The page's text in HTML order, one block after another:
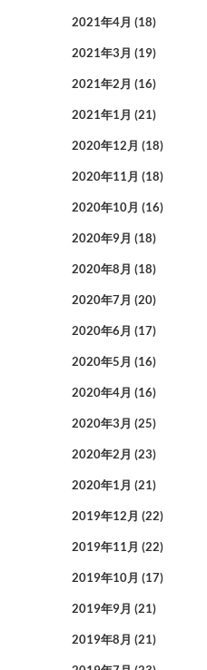
2021年4月 (18)
2021年3月 (19)
2021年2月 (16)
2021年1月 (21)
2020年12月 (18)
2020年11月 (18)
2020年10月 (16)
2020年9月 (18)
2020年8月 (18)
2020年7月 (20)
2020年6月 (17)
2020年5月 (16)
2020年4月 (16)
2020年3月 (25)
2020年2月 (23)
2020年1月 (21)
2019年12月 (22)
2019年11月 (22)
2019年10月 (17)
2019年9月 (21)
2019年8月 (21)